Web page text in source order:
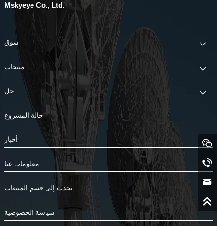
Mskyeye Co., Ltd.
سوق
منتجات
حل
حالة المشروع
أخبار
معلومات عنا
تحدث إلى قسم المبيعات
سياسة الخصوصية